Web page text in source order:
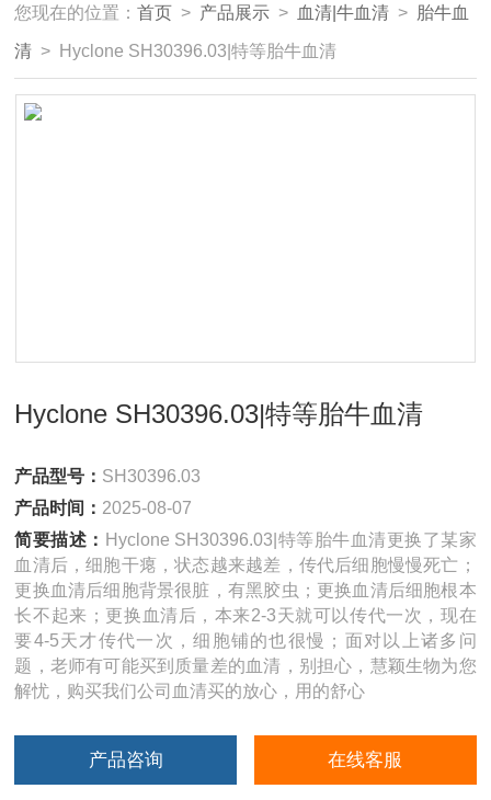
您现在的位置：首页 > 产品展示 > 血清|牛血清 > 胎牛血
清 > Hyclone SH30396.03|特等胎牛血清
Hyclone SH30396.03|特等胎牛血清
产品型号： SH30396.03
产品时间： 2025-08-07
简要描述： Hyclone SH30396.03|特等胎牛血清更换了某家
血清后，细胞干瘪，状态越来越差，传代后细胞慢慢死亡；
更换血清后细胞背景很脏，有黑胶虫；更换血清后细胞根本
长不起来；更换血清后，本来2-3天就可以传代一次，现在
要4-5天才传代一次，细胞铺的也很慢；面对以上诸多问
题，老师有可能买到质量差的血清，别担心，慧颖生物为您
解忧，购买我们公司血清买的放心，用的舒心
产品咨询 在线客服